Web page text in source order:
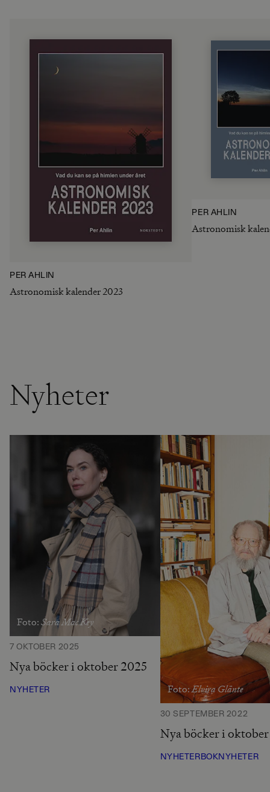
PER AHLIN
Astronomisk kalender 2023
PER AHLIN
Astronomisk
Nyheter
Foto:Sara Mac Key
7 OKTOBER 2025
Nya böcker i oktober 2025
NYHETER Foto:Elvira Glänte
30 SEPTEMBER 2022
Nya böcker i
NYHETERBOKNYHETER